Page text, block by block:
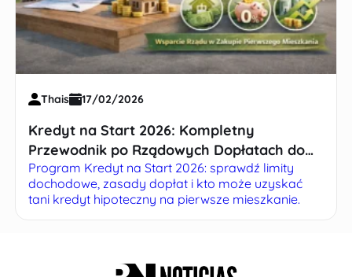
Thais 17/02/2026
Kredyt na Start 2026: Kompletny
Przewodnik po Rządowych Dopłatach do
Mieszkania
Program Kredyt na Start 2026: sprawdź limity
dochodowe, zasady dopłat i kto może uzyskać
tani kredyt hipoteczny na pierwsze mieszkanie.